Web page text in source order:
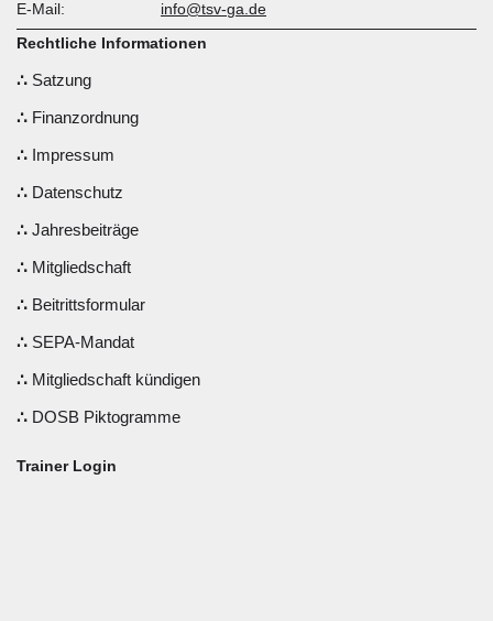
E-Mail: info@tsv-ga.de
Rechtliche Informationen
Satzung
Finanzordnung
Impressum
Datenschutz
Jahresbeiträge
Mitgliedschaft
Beitrittsformular
SEPA-Mandat
Mitgliedschaft kündigen
DOSB Piktogramme
Trainer Login